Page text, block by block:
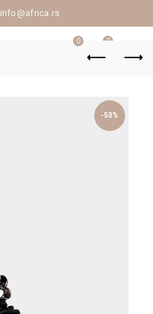
info@africa.rs
0 0
-50%